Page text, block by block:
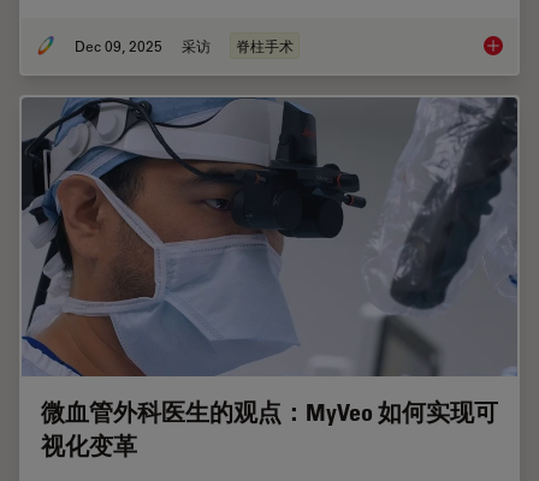
Dec 09, 2025 采访 脊柱手术 脊柱手
微血管外科医生的观点：MyVeo 如何实现可
视化变革